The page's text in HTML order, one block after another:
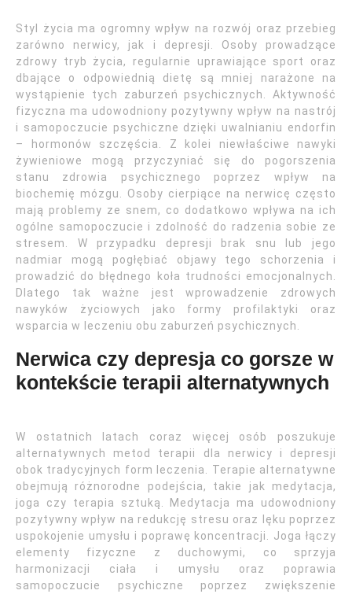
Styl życia ma ogromny wpływ na rozwój oraz przebieg
zarówno nerwicy, jak i depresji. Osoby prowadzące
zdrowy tryb życia, regularnie uprawiające sport oraz
dbające o odpowiednią dietę są mniej narażone na
wystąpienie tych zaburzeń psychicznych. Aktywność
fizyczna ma udowodniony pozytywny wpływ na nastrój
i samopoczucie psychiczne dzięki uwalnianiu endorfin
– hormonów szczęścia. Z kolei niewłaściwe nawyki
żywieniowe mogą przyczyniać się do pogorszenia
stanu zdrowia psychicznego poprzez wpływ na
biochemię mózgu. Osoby cierpiące na nerwicę często
mają problemy ze snem, co dodatkowo wpływa na ich
ogólne samopoczucie i zdolność do radzenia sobie ze
stresem. W przypadku depresji brak snu lub jego
nadmiar mogą pogłębiać objawy tego schorzenia i
prowadzić do błędnego koła trudności emocjonalnych.
Dlatego tak ważne jest wprowadzenie zdrowych
nawyków życiowych jako formy profilaktyki oraz
wsparcia w leczeniu obu zaburzeń psychicznych.
Nerwica czy depresja co gorsze w
kontekście terapii alternatywnych
W ostatnich latach coraz więcej osób poszukuje
alternatywnych metod terapii dla nerwicy i depresji
obok tradycyjnych form leczenia. Terapie alternatywne
obejmują różnorodne podejścia, takie jak medytacja,
joga czy terapia sztuką. Medytacja ma udowodniony
pozytywny wpływ na redukcję stresu oraz lęku poprzez
uspokojenie umysłu i poprawę koncentracji. Joga łączy
elementy fizyczne z duchowymi, co sprzyja
harmonizacji ciała i umysłu oraz poprawia
samopoczucie psychiczne poprzez zwiększenie